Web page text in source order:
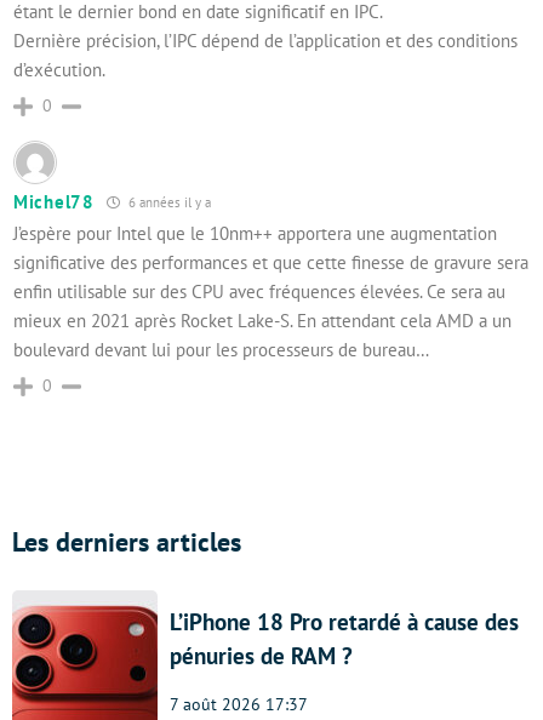
étant le dernier bond en date significatif en IPC.
Dernière précision, l’IPC dépend de l’application et des conditions
d’exécution.
0
Michel78 6 années il y a
J’espère pour Intel que le 10nm++ apportera une augmentation
significative des performances et que cette finesse de gravure sera
enfin utilisable sur des CPU avec fréquences élevées. Ce sera au
mieux en 2021 après Rocket Lake-S. En attendant cela AMD a un
boulevard devant lui pour les processeurs de bureau…
0
Les derniers articles
L’iPhone 18 Pro retardé à cause des
pénuries de RAM ?
7 août 2026 17:37